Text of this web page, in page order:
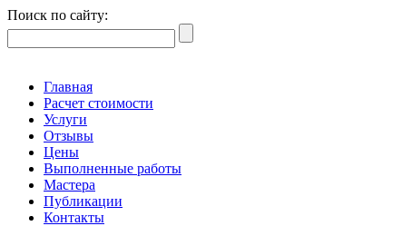
Поиск по сайту:
Главная
Расчет стоимости
Услуги
Отзывы
Цены
Выполненные работы
Мастера
Публикации
Контакты